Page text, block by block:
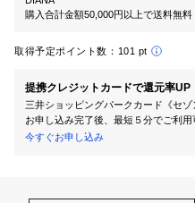
購入合計金額50,000円以上で送料無料
取得予定ポイント数： 101 pt
提携クレジットカードで還元率UP
三井ショッピングパークカード《セ
お申し込み完了後、最短５分でご利用
今すぐお申し込み